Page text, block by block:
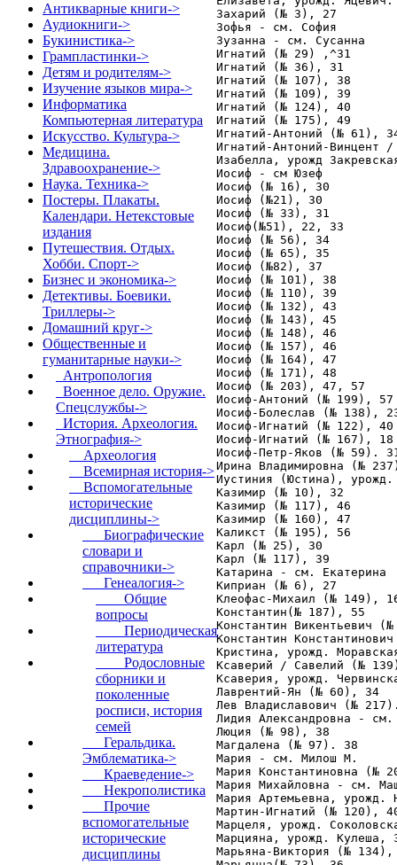
Антикварные книги->
Аудиокниги->
Букинистика->
Грампластинки->
Детям и родителям->
Изучение языков мира->
Информатика
Компьютерная литература
Искусство. Культура->
Медицина.
Здравоохранение->
Наука. Техника->
Постеры. Плакаты.
Календари. Нетекстовые
издания
Путешествия. Отдых.
Хобби. Спорт->
Бизнес и экономика->
Детективы. Боевики.
Триллеры->
Домашний круг->
Общественные и
гуманитарные науки->
Антропология
Военное дело. Оружие.
Спецслужбы->
История. Археология.
Этнография->
Археология
Всемирная история->
Вспомогательные
исторические
дисциплины->
Биографические
словари и
справочники->
Генеалогия->
Общие
вопросы
Периодическая
литература
Родословные
сборники и
поколенные
росписи, история
семей
Геральдика.
Эмблематика->
Краеведение->
Некрополистика
Прочие
вспомогательные
исторические
дисциплины